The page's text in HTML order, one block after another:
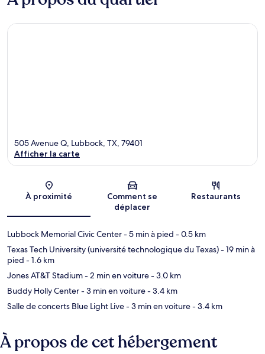
Carte
505 Avenue Q, Lubbock, TX, 79401
Afficher la carte
À proximité
Comment se
déplacer
Restaurants
Lubbock Memorial Civic Center- 5 min à pied - 0.5 km
Texas Tech University (université technologique du Texas)- 19 min à
pied - 1.6 km
Jones AT&T Stadium- 2 min en voiture- 3.0 km
Buddy Holly Center- 3 min en voiture- 3.4 km
Salle de concerts Blue Light Live- 3 min en voiture- 3.4 km
À propos de cet hébergement